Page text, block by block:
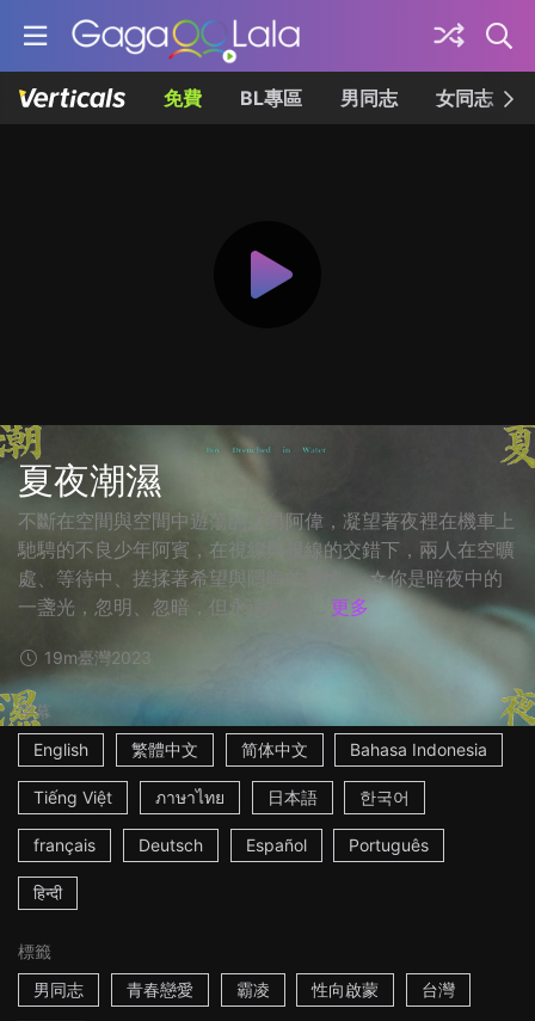
免費 BL專區 男同志 女同志
夏夜潮濕
不斷在空間與空間中遊蕩的少男阿偉，凝望著夜裡在機車上
馳騁的不良少年阿賓，在視線與視線的交錯下，兩人在空曠
處、等待中、搓揉著希望與隱晦的愛情。 ☆你是暗夜中的
一盞光，忽明、忽暗，但永遠都在 ...
更多
19m臺灣2023
字幕
English
繁體中文 简体中文 Bahasa Indonesia
Tiếng Việt ภาษาไทย 日本語 한국어
français Deutsch Español Português
हिन्दी
標籤
男同志
青春戀愛 霸凌 性向啟蒙 台灣